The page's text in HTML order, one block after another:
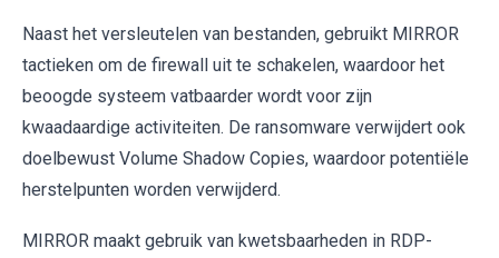
Naast het versleutelen van bestanden, gebruikt MIRROR
tactieken om de firewall uit te schakelen, waardoor het
beoogde systeem vatbaarder wordt voor zijn
kwaadaardige activiteiten. De ransomware verwijdert ook
doelbewust Volume Shadow Copies, waardoor potentiële
herstelpunten worden verwijderd.
MIRROR maakt gebruik van kwetsbaarheden in RDP-